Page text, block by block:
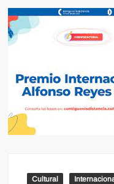
Cultural